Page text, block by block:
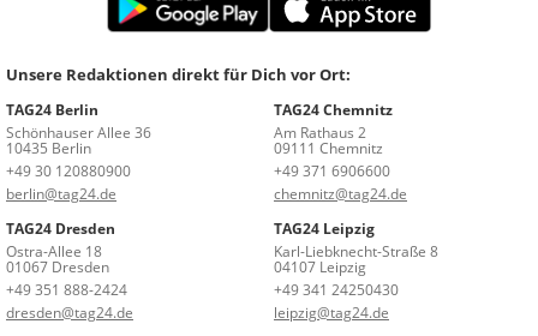
Unsere Redaktionen direkt für Dich vor Ort:
TAG24 Berlin
Schönhauser Allee 36
10435 Berlin
+49 30 120880900
berlin@tag24.de
TAG24 Chemnitz
Am Rathaus 2
09111 Chemnitz
+49 371 6906600
chemnitz@tag24.de
TAG24 Dresden
Ostra-Allee 18
01067 Dresden
+49 351 888-2424
dresden@tag24.de
TAG24 Leipzig
Karl-Liebknecht-Straße 8
04107 Leipzig
+49 341 24250430
leipzig@tag24.de